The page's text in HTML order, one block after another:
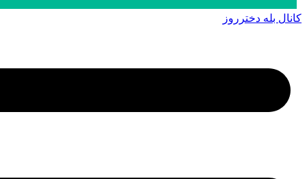
کانال بله دخترروز